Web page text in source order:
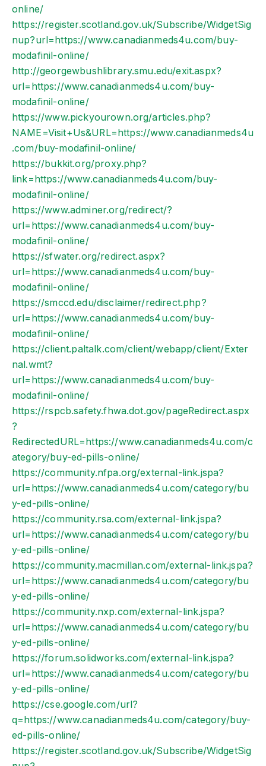
online/
https://register.scotland.gov.uk/Subscribe/WidgetSig
nup?url=https://www.canadianmeds4u.com/buy-
modafinil-online/
http://georgewbushlibrary.smu.edu/exit.aspx?
url=https://www.canadianmeds4u.com/buy-
modafinil-online/
https://www.pickyourown.org/articles.php?
NAME=Visit+Us&URL=https://www.canadianmeds4u
.com/buy-modafinil-online/
https://bukkit.org/proxy.php?
link=https://www.canadianmeds4u.com/buy-
modafinil-online/
https://www.adminer.org/redirect/?
url=https://www.canadianmeds4u.com/buy-
modafinil-online/
https://sfwater.org/redirect.aspx?
url=https://www.canadianmeds4u.com/buy-
modafinil-online/
https://smccd.edu/disclaimer/redirect.php?
url=https://www.canadianmeds4u.com/buy-
modafinil-online/
https://client.paltalk.com/client/webapp/client/Exter
nal.wmt?
url=https://www.canadianmeds4u.com/buy-
modafinil-online/
https://rspcb.safety.fhwa.dot.gov/pageRedirect.aspx
?
RedirectedURL=https://www.canadianmeds4u.com/c
ategory/buy-ed-pills-online/
https://community.nfpa.org/external-link.jspa?
url=https://www.canadianmeds4u.com/category/bu
y-ed-pills-online/
https://community.rsa.com/external-link.jspa?
url=https://www.canadianmeds4u.com/category/bu
y-ed-pills-online/
https://community.macmillan.com/external-link.jspa?
url=https://www.canadianmeds4u.com/category/bu
y-ed-pills-online/
https://community.nxp.com/external-link.jspa?
url=https://www.canadianmeds4u.com/category/bu
y-ed-pills-online/
https://forum.solidworks.com/external-link.jspa?
url=https://www.canadianmeds4u.com/category/bu
y-ed-pills-online/
https://cse.google.com/url?
q=https://www.canadianmeds4u.com/category/buy-
ed-pills-online/
https://register.scotland.gov.uk/Subscribe/WidgetSig